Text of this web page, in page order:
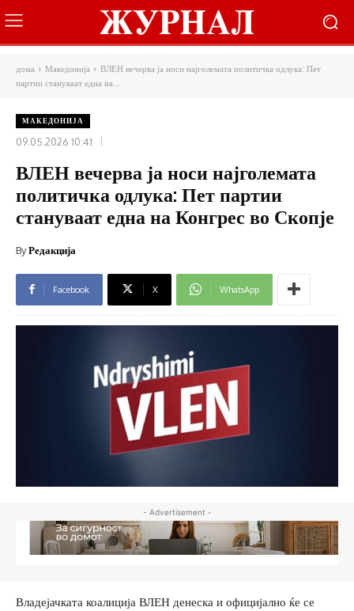
дома Македонија
ВЛЕН вечерва ја носи најголемата политичка одлука: Пет
партии стануваат една на...
МАКЕДОНИЈА
09.05.2026 10:41
ВЛЕН вечерва ја носи најголемата
политичка одлука: Пет партии
стануваат една на Конгрес во Скопје
ByРедакција
Facebook X WhatsApp
- Advertisement -
Владејачката коалиција ВЛЕН денеска и официјално ќе се